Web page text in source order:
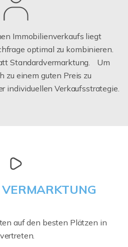
Immobilienverkaufs liegt
optimal zu kombinieren.
Standardvermarktung. Um
zu einem guten Preis zu
individuellen Verkaufsstrategie.
auf den besten Plätzen in